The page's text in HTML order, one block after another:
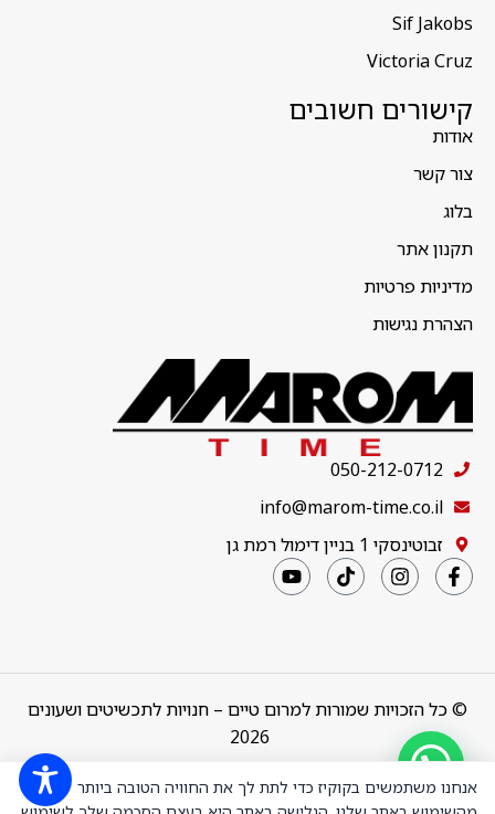
Sif Jakobs
Victoria Cruz
קישורים חשובים
אודות
צור קשר
בלוג
תקנון אתר
מדיניות פרטיות
הצהרת נגישות
050-212-0712
info@marom-time.co.il
זבוטינסקי 1 בניין דימול רמת גן
© כל הזכויות שמורות למרום טיים – חנויות לתכשיטים ושעונים
2026
Design & Code bythebuildup
אנחנו משתמשים בקוקיז כדי לתת לך את החוויה הטובה ביותר